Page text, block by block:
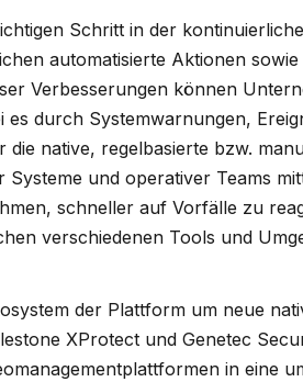
Schritt in der
automatisierte Aktionen
Verbesserungen können
durch Systemwarnungen,
native, regelbasierte bzw.
und operativer Teams
schneller auf Vorfälle zu
verschiedenen Tools und
der Plattform um neue
XProtect und Genetec
in eine